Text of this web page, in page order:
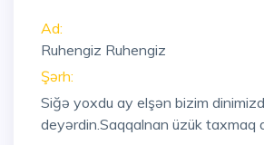
Ad:
Ruhengiz Ruhengiz
Şərh:
Siğə yoxdu ay elşən bizim
deyərdin.Saqqalnan üzük taxmaq